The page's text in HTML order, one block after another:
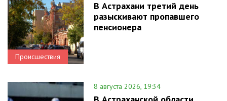
Происшествия
В Астрахани третий день
разыскивают пропавшего
пенсионера
8 августа 2026, 19:34